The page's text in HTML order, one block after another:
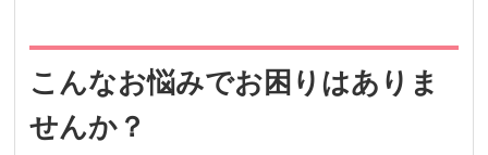
こんなお悩みでお困りはありま
せんか？